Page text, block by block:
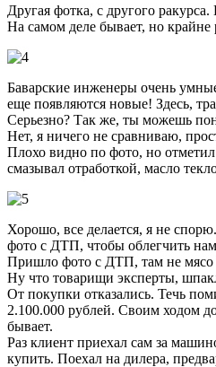
Другая фотка, с другого
На самом деле бывает, но
Баварские инженеры очень
еще появляются новые! Здесь,
Серьезно? Так же, ты можешь
Нет, я ничего не сравниваю,
Плохо видно по фото, но
смазывал отработкой, масло
Хорошо, все делается, я не
фото с ДТП, чтобы облегчить
Пришло фото с ДТП, там не мясо
Ну что товарищи эксперты,
От покупки отказались. Течь
2.100.000 рублей. Своим ходом
бывает.
Раз клиент приехал сам за
купить. Поехал на дилера,